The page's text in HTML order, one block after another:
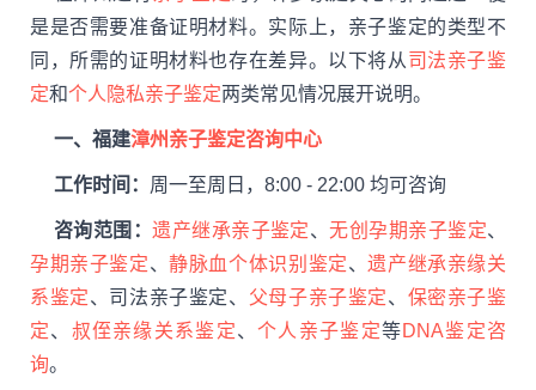
是是否需要准备证明材料。实际上，亲子鉴定的类型不
同，所需的证明材料也存在差异。以下将从 司法亲子鉴
定和个人隐私亲子鉴定两类常见情况展开说明。
一、福建漳州亲子鉴定咨询中心
工作时间： 周一至周日，8:00 - 22:00 均可咨询
咨询范围：遗产继承亲子鉴定、无创孕期亲子鉴定、
孕期亲子鉴定、静脉血个体识别鉴定、遗产继承亲缘关
系鉴定、司法亲子鉴定、 父母子亲子鉴定、 保密亲子鉴
定、 叔侄亲缘关系鉴定、个人亲子鉴定等DNA鉴定咨
询。